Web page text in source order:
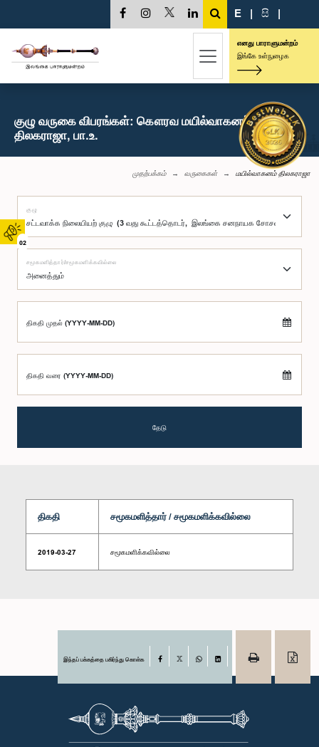
02
E | සි |
எனது பாராளுமன்றம்
இங்கே உள்நுழைக
குழு வருகை விபரங்கள்: கௌரவ மயில்வாகனம்
திலகராஜா, பா.உ.
முதற்பக்கம் வருகைகள் மயில்வாகனம் திலகராஜா
குழு
சமூகமளித்தார்/சமூகமளிக்கவில்லை
திகதி முதல் (YYYY-MM-DD)
திகதி வரை (YYYY-MM-DD)
தேடு
திகதி சமூகமளித்தார் / சமூகமளிக்கவில்லை
2019-03-27 சமூகமளிக்கவில்லை
இந்தப் பக்கத்தை பகிர்ந்து கொள்க Facebook